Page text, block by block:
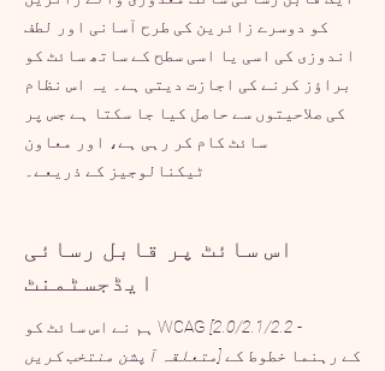
کو دوسرے زائرین کی طرح آسانی اور لطف
اندوزی کی اسی یا اسی سطح کے ساتھ سائٹ کو
براؤز کرنے کی اجازت دیتی ہے۔ یہ اس نظام
کی صلاحیتوں سے حاصل کیا جا سکتا ہے جس پر
سائٹ کام کر رہی ہے، اور معاون
ٹیکنالوجیز کے ذریعے۔
اس سائٹ پر قابل رسائی
ایڈجسٹمنٹ
ہم نے اس سائٹ کو WCAG [2.0/2.1/2.2 -
متعلقہ آپشن منتخب کریں]